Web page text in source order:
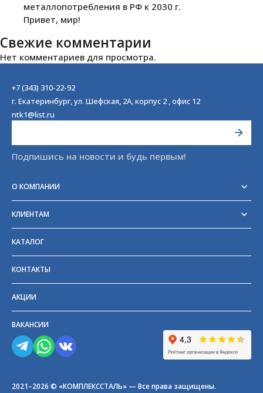
металлопотребления в РФ к 2030 г.
Привет, мир!
Свежие комментарии
Нет комментариев для просмотра.
+7 (343) 310-22-92
г. Екатеринбург, ул. Шефская, 2А, корпус 2 , офис 12
ntk1@list.ru
Подпишись на новости и будь первым!
О КОМПАНИИ
Отзывы
Блог
Партнёры и поставщики
КЛИЕНТАМ
Возврат
Частые вопросы
Прайс-лист
КАТАЛОГ
КОНТАКТЫ
АКЦИИ
ВАКАНСИИ
2021–2026 © «КОМПЛЕКССТАЛЬ» — Все права защищены.